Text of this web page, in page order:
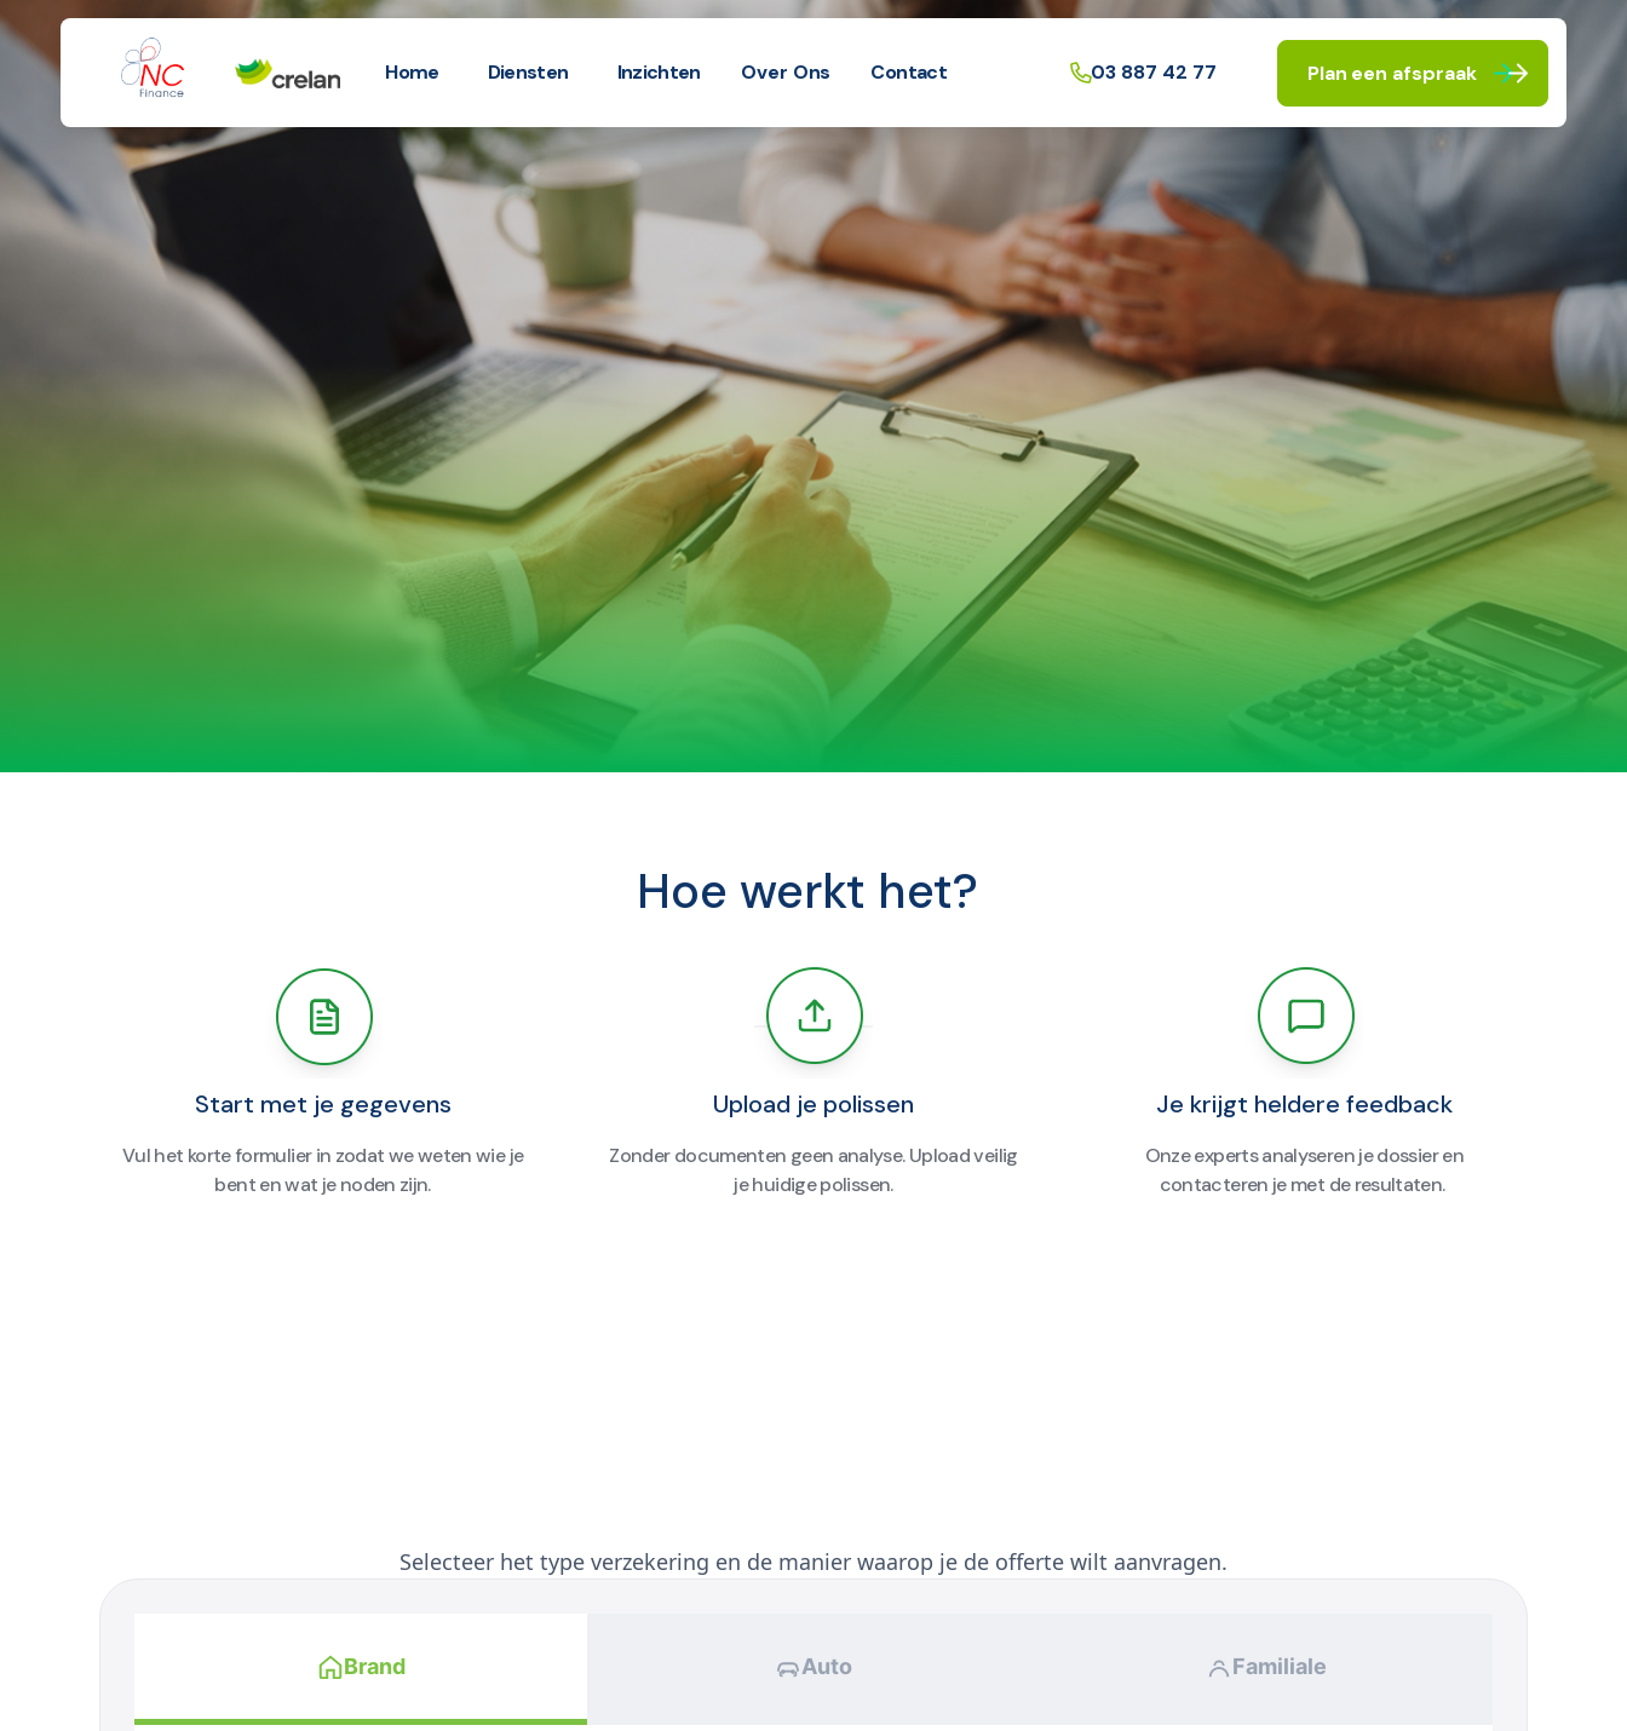
Home Diensten Inzichten Over Ons Contact 03 887 42 77 Plan een afspraak
Hoe werkt het?
Start met je gegevens
Vul het korte formulier in zodat we weten wie je
bent en wat je noden zijn.
Upload je polissen
Zonder documenten geen analyse. Upload veilig
je huidige polissen.
Je krijgt heldere feedback
Onze experts analyseren je dossier en
contacteren je met de resultaten.
Selecteer het type verzekering en de manier waarop je de offerte wilt aanvragen.
Brand Auto Familiale